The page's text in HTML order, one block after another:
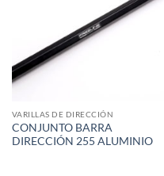
VARILLAS DE DIRECCIÓN
CONJUNTO BARRA
DIRECCIÓN 255 ALUMINIO